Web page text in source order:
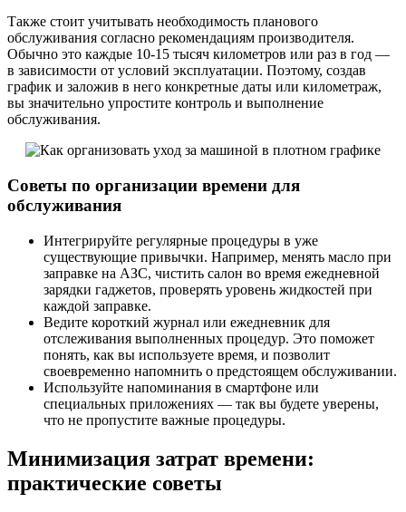
Также стоит учитывать необходимость планового
обслуживания согласно рекомендациям производителя.
Обычно это каждые 10-15 тысяч километров или раз в год —
в зависимости от условий эксплуатации. Поэтому, создав
график и заложив в него конкретные даты или километраж,
вы значительно упростите контроль и выполнение
обслуживания.
Советы по организации времени для
обслуживания
Интегрируйте регулярные процедуры в уже
существующие привычки. Например, менять масло при
заправке на АЗС, чистить салон во время ежедневной
зарядки гаджетов, проверять уровень жидкостей при
каждой заправке.
Ведите короткий журнал или ежедневник для
отслеживания выполненных процедур. Это поможет
понять, как вы используете время, и позволит
своевременно напомнить о предстоящем обслуживании.
Используйте напоминания в смартфоне или
специальных приложениях — так вы будете уверены,
что не пропустите важные процедуры.
Минимизация затрат времени:
практические советы